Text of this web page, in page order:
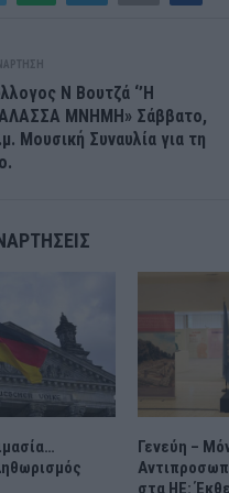
Ν Βουτζά ‘’Η
ΜΝΗΜΗ» Σάββατο,
Μουσική Συναυλία για τη
Γενεύη –
στα ΗΕ: